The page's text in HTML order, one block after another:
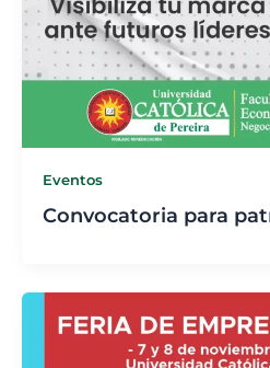
Eventos
Convocatoria para